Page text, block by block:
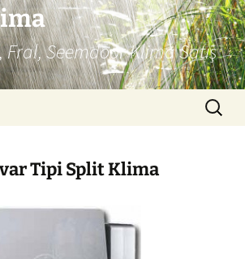
Seemdoor Klima Satış
Arama:
Tipi Split Klima